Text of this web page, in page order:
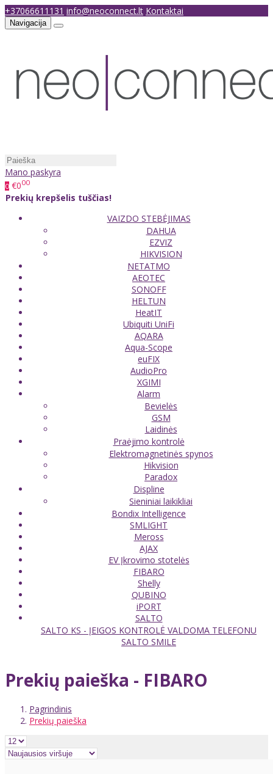
+37066611131 info@neoconnect.lt Kontaktai
Navigacija
Mano paskyra
0 €000
Prekių krepšelis tuščias!
VAIZDO STEBĖJIMAS
DAHUA
EZVIZ
HIKVISION
NETATMO
AEOTEC
SONOFF
HELTUN
HeatIT
Ubiquiti UniFi
AQARA
Aqua-Scope
euFIX
AudioPro
XGIMI
Alarm
Bevielės
GSM
Laidinės
Praėjimo kontrolė
Elektromagnetinės spynos
Hikvision
Paradox
Displine
Sieniniai laikikliai
Bondix Intelligence
SMLIGHT
Meross
AJAX
EV Įkrovimo stotelės
FIBARO
Shelly
QUBINO
iPORT
SALTO
SALTO KS - ĮEIGOS KONTROLĖ VALDOMA TELEFONU
SALTO SMILE
Prekių paieška - FIBARO
Pagrindinis
Prekių paieška